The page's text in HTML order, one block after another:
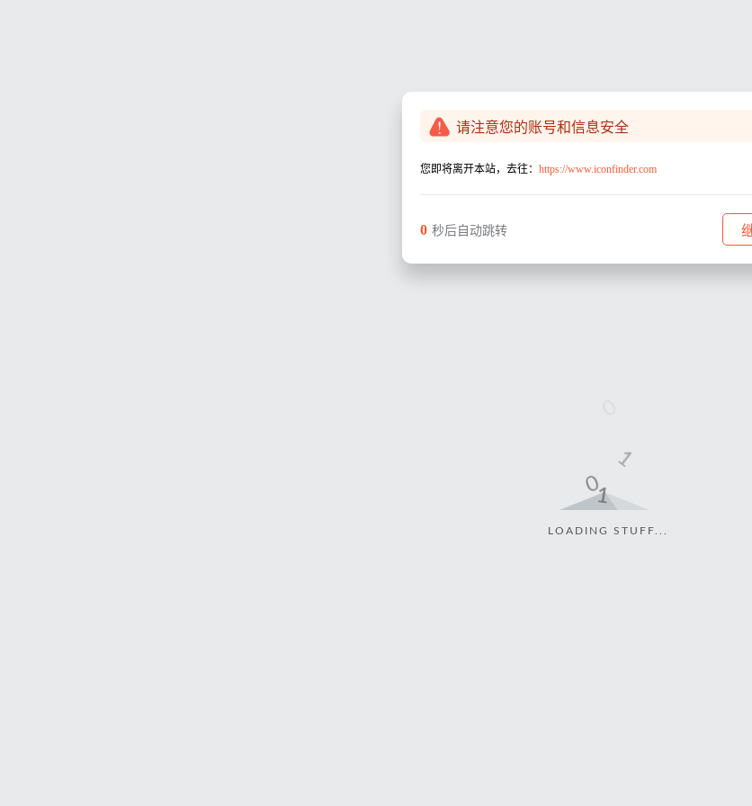
LOADING STUFF...
请注意您的账号和信息安全
您即将离开本站，去往： https://www.iconfinder.com
0 秒后自动跳转